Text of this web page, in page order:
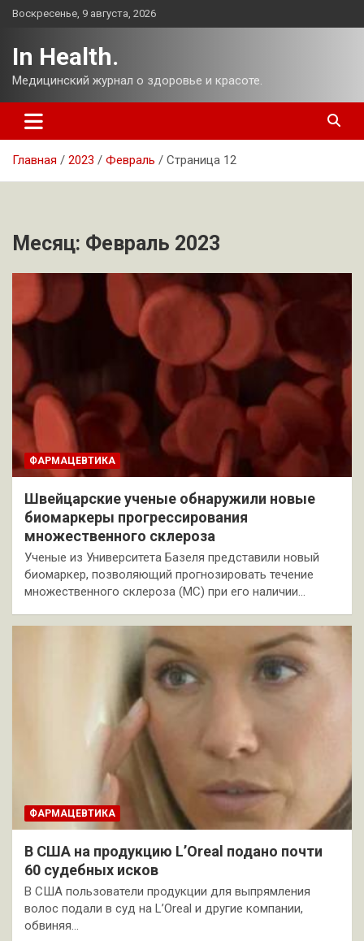
Перейти
Воскресенье, 9 августа, 2026
In Health.
Медицинский журнал о здоровье и красоте.
Главная 2023 Февраль Страница 12
Месяц: Февраль 2023
ФАРМАЦЕВТИКА
Швейцарские ученые обнаружили новые
биомаркеры прогрессирования
множественного склероза
Ученые из Университета Базеля представили новый
биомаркер, позволяющий прогнозировать течение
множественного склероза (МС) при его наличии…
ФАРМАЦЕВТИКА
В США на продукцию L’Oreal подано почти
60 судебных исков
В США пользователи продукции для выпрямления
волос подали в суд на L’Oreal и другие компании,
обвиняя…